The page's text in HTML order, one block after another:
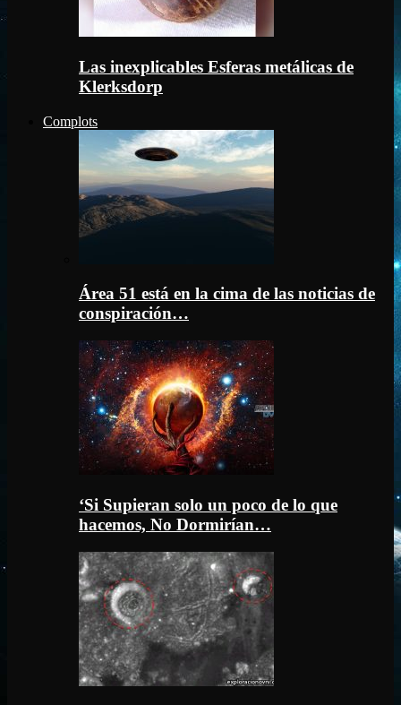
Las inexplicables Esferas metálicas de
Klerksdorp
Complots
Área 51 está en la cima de las noticias de
conspiración…
‘Si Supieran solo un poco de lo que
hacemos, No Dormirían…